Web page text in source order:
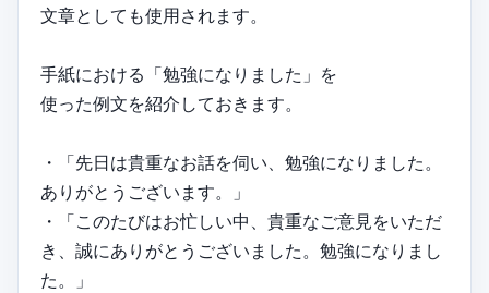
文章としても使用されます。
手紙における「勉強になりました」を
使った例文を紹介しておきます。
・「先日は貴重なお話を伺い、勉強になりました。
ありがとうございます。」
・「このたびはお忙しい中、貴重なご意見をいただ
き、誠にありがとうございました。勉強になりまし
た。」